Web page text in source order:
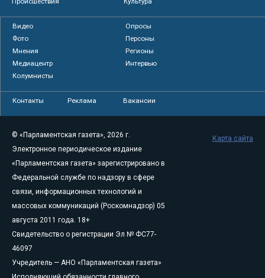
Видео
Опросы
Фото
Персоны
Мнения
Регионы
Медиацентр
Интервью
Колумнисты
Контакты Реклама Вакансии
© «Парламентская газета», 2026 г.
Электронное периодическое издание
«Парламентская газета» зарегистрировано в
Федеральной службе по надзору в сфере
связи, информационных технологий и
массовых коммуникаций (Роскомнадзор) 05
августа 2011 года. 18+
Свидетельство о регистрации Эл № ФС77-
46097
Учредитель — АНО «Парламентская газета»
Карта сайта